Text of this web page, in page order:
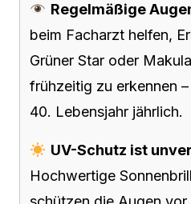
Regelmäßige
beim Facharzt helfen,
Grüner Star oder
frühzeitig zu erkennen
40. Lebensjahr jährlich.
UV-Schutz ist
Hochwertige